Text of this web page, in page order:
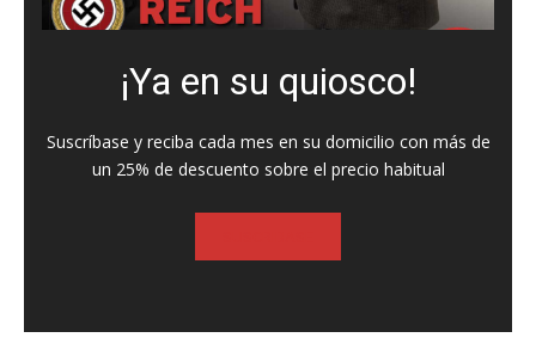
¡Ya en su quiosco!
Suscríbase y reciba cada mes en su domicilio con más de
un 25% de descuento sobre el precio habitual